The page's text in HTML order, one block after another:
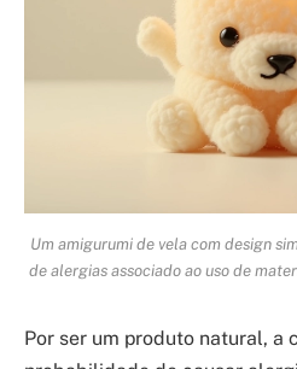
Um amigurumi de vela com design
de alergias associado ao uso de
Por ser um produto natural, a